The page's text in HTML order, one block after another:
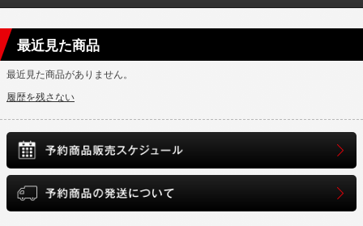
最近見た商品
最近見た商品がありません。
履歴を残さない